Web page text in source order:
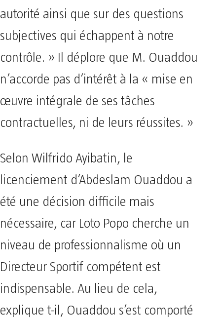
autorité ainsi que sur des questions
subjectives qui échappent à notre
contrôle. » Il déplore que M. Ouaddou
n’accorde pas d’intérêt à la « mise en
œuvre intégrale de ses tâches
contractuelles, ni de leurs réussites. »
Selon Wilfrido Ayibatin, le
licenciement d’Abdeslam Ouaddou a
été une décision difficile mais
nécessaire, car Loto Popo cherche un
niveau de professionnalisme où un
Directeur Sportif compétent est
indispensable. Au lieu de cela,
explique t-il, Ouaddou s’est comporté